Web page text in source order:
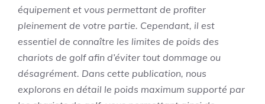
équipement et vous permettant de profiter
pleinement de votre partie. Cependant, il est
essentiel de connaître les limites de poids des
chariots de golf afin d’éviter tout dommage ou
désagrément. Dans cette publication, nous
explorons en détail le poids maximum supporté par